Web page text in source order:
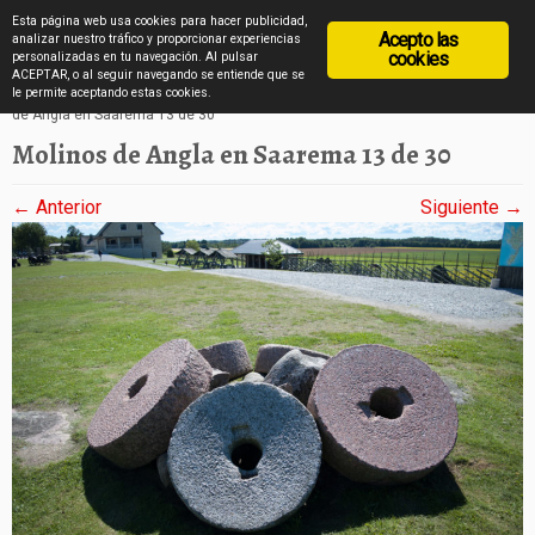
Saltar
al
contenido
diarioviajero.es
Inicio » Los molinos de Angla de la isla de Saarema en imágenes
de Angla en Saarema 13 de 30
Molinos de Angla en Saarema 13 de 30
← Anterior Siguiente →
Acepto las
cookies
Esta página web usa cookies para hacer publicidad,
analizar nuestro tráfico y proporcionar experiencias
personalizadas en tu navegación. Al pulsar
ACEPTAR, o al seguir navegando se entiende que se
le permite aceptando estas cookies.